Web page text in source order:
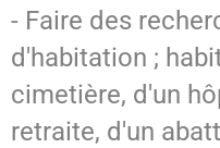
- Faire des
d'habitation ;
cimetière, d'un
retraite, d'un